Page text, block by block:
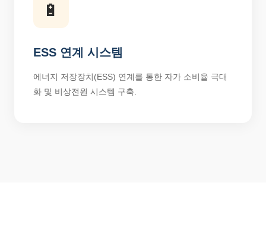
🔋
ESS 연계 시스템
에너지 저장장치(ESS) 연계를 통한 자가 소비율 극대
화 및 비상전원 시스템 구축.